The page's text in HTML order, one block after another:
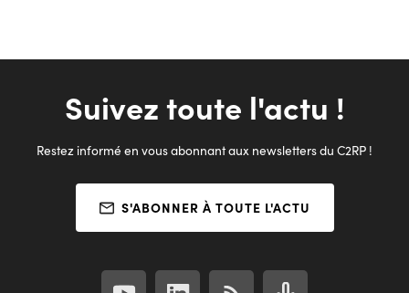
Suivez toute l'actu !
Restez informé en vous abonnant aux newsletters du C2RP !
S'ABONNER À TOUTE L'ACTU